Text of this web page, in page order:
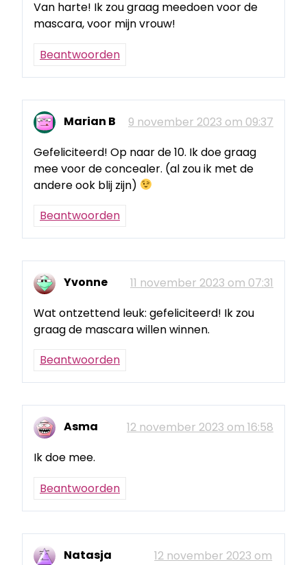
Van harte! Ik zou graag meedoen voor de
mascara, voor mijn vrouw!
Beantwoorden
Marian B
9 november 2023 om 09:37
Gefeliciteerd! Op naar de 10. Ik doe graag
mee voor de concealer. (al zou ik met de
andere ook blij zijn)
Beantwoorden
Yvonne
11 november 2023 om 07:31
Wat ontzettend leuk: gefeliciteerd! Ik zou
graag de mascara willen winnen.
Beantwoorden
Asma
12 november 2023 om 16:58
Ik doe mee.
Beantwoorden
Natasja
12 november 2023 om